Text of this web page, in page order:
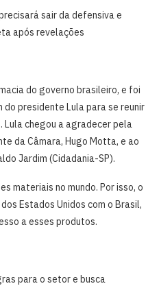
sair da defensiva e
após revelações
do governo brasileiro, e foi
presidente Lula para se reunir
Lula chegou a agradecer pela
da Câmara, Hugo Motta, e ao
Jardim (Cidadania-SP).
materiais no mundo. Por isso, o
Estados Unidos com o Brasil,
a esses produtos.
para o setor e busca